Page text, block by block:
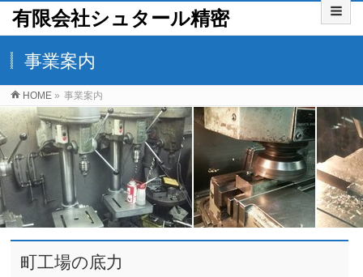
有限会社シュタール精密
事業案内
HOME » 事業案内
町工場の底力